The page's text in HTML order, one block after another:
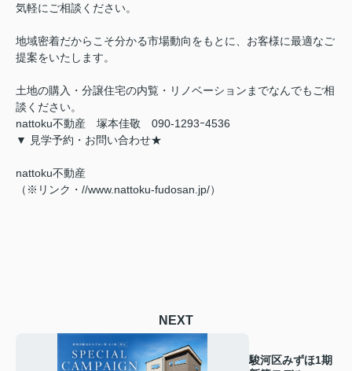
気軽にご相談ください。
地域密着だからこそ分かる市場動向をもとに、お客様に最適なご
提案をいたします。
土地の購入・分譲住宅の内覧・リノベーションまでなんでもご相
談ください。
nattoku不動産 塚本佳敬 090-1293ｰ4536
▼ 見学予約・お問い合わせ★
nattoku不動産
（※リンク・//www.nattoku-fudosan.jp/）
NEXT
駿河区みずほ1期